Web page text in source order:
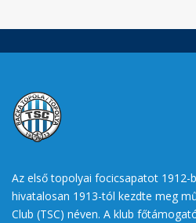
Az első topolyai focicsapatot 1912-
hivatalosan 1913-tól kezdte meg
Club (TSC) néven. A klub